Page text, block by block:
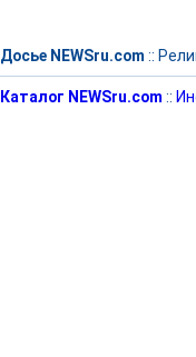
Досье NEWSru.com ::
Каталог NEWSru.com ::